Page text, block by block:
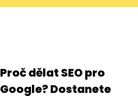
Proč dělat SEO pro
Google? Dostanete